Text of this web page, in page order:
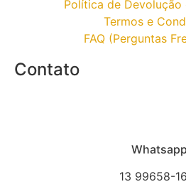
Política de Devolução
Termos e
FAQ (Perguntas
Contato
Whatsapp
13 99658-